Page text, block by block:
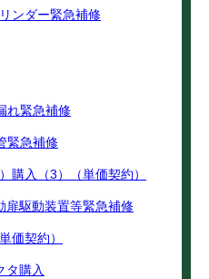
ンダー緊急補修
れ緊急補修
緊急補修
購入（3）（単価契約）
扉駆動装置等緊急補修
価契約）
タ購入